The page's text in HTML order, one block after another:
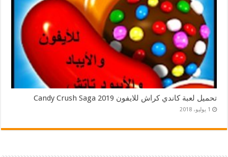
تحميل لعبة كاندي كراش للايفون 2019 Candy Crush Saga
1 يوليو، 2018